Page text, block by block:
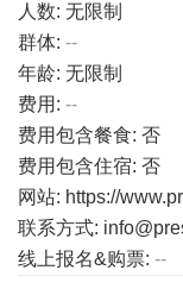
人数: 无限制
群体: --
年龄: 无限制
费用: --
费用包含餐食: 否
费用包含住宿: 否
网站: https://
联系方式:
线上报名&购票: --